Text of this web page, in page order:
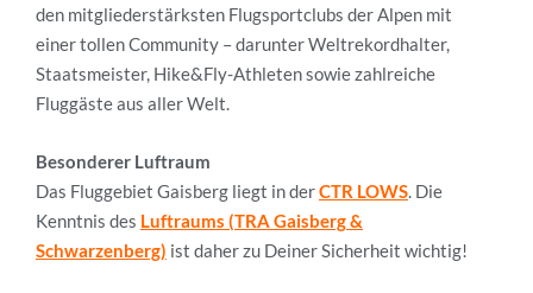
den mitgliederstärksten Flugsportclubs der Alpen mit
einer tollen Community – darunter Weltrekordhalter,
Staatsmeister, Hike&Fly-Athleten sowie zahlreiche
Fluggäste aus aller Welt.
Besonderer Luftraum
Das Fluggebiet Gaisberg liegt in derCTR LOWS. Die
Kenntnis des Luftraums (TRA Gaisberg &
Schwarzenberg) ist daher zu Deiner Sicherheit wichtig!